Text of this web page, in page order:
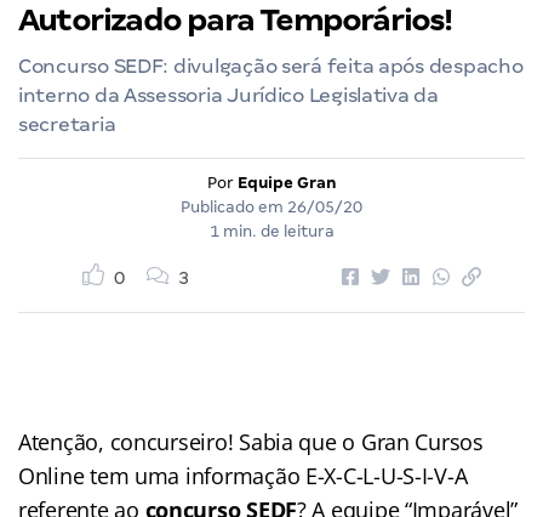
Autorizado para Temporários!
Concurso SEDF: divulgação será feita após despacho
interno da Assessoria Jurídico Legislativa da
secretaria
Por Equipe Gran
Publicado em 26/05/20
1 min. de leitura
0 3
Atenção, concurseiro! Sabia que o Gran Cursos
Online tem uma informação E-X-C-L-U-S-I-V-A
referente ao concurso SEDF? A equipe “Imparável”